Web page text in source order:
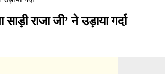
राजा जी’ ने उड़ाया गर्दा